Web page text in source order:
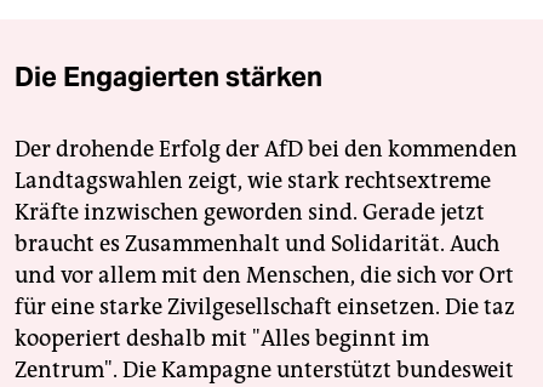
Die Engagierten stärken
Der drohende Erfolg der AfD bei den kommenden
Landtagswahlen zeigt, wie stark rechtsextreme
Kräfte inzwischen geworden sind. Gerade jetzt
braucht es Zusammenhalt und Solidarität. Auch
und vor allem mit den Menschen, die sich vor Ort
für eine starke Zivilgesellschaft einsetzen. Die taz
kooperiert deshalb mit "Alles beginnt im
Zentrum". Die Kampagne unterstützt bundesweit